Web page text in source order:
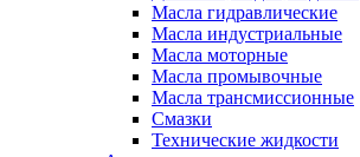
Масла гидравлические
Масла индустриальные
Масла моторные
Масла промывочные
Масла трансмиссионные
Смазки
Технические жидкости